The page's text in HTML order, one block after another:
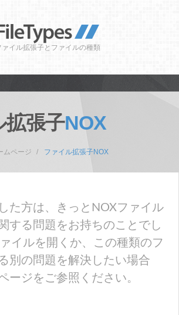
ァイル拡張子とファイルの種類
拡張子NOX
ムページ ファイル拡張子NOX
た方は、きっとNOXファイル
する問題をお持ちのことでし
イルを開くか、この種類のフ
別の問題を解決したい場合
ージをご参照ください。